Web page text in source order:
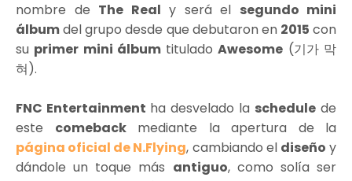
nombre de The Real y será el segundo mini
álbumdel grupo desde que debutaron en 2015 con
su primer mini álbumtituladoAwesome (기가 막
혀).
FNC Entertainment ha desvelado la schedule de
este comebackmediante la apertura de la
página oficial de N.Flying, cambiando el diseño y
dándole un toque más antiguo, como solía ser